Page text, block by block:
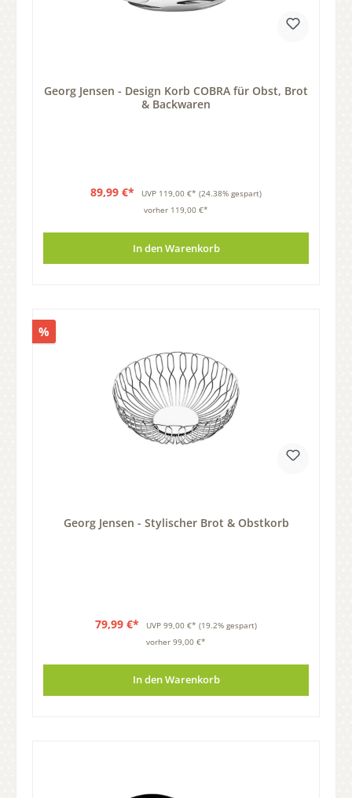
Georg Jensen - Design Korb COBRA für Obst, Brot
& Backwaren
89,99 €* UVP 119,00 €* (24.38% gespart)
vorher 119,00 €*
In den Warenkorb
%
Georg Jensen - Stylischer Brot & Obstkorb
79,99 €* UVP 99,00 €* (19.2% gespart)
vorher 99,00 €*
In den Warenkorb